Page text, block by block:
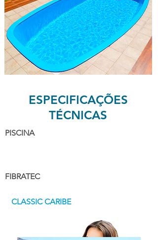
ESPECIFICAÇÕES
TÉCNICAS
PISCINA
FIBRATEC
CLASSIC CARIBE